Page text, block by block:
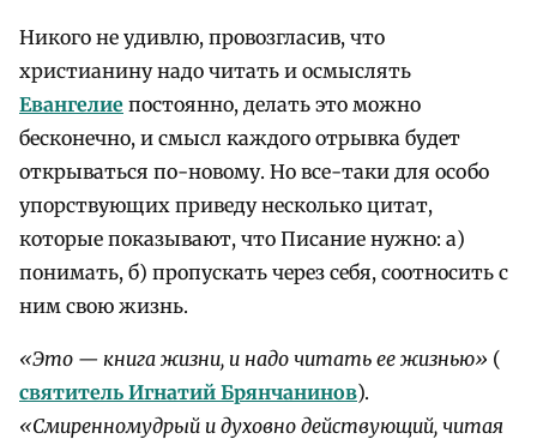
Никого не удивлю, провозгласив, что
христианину надо читать и осмыслять
Евангелие постоянно, делать это можно
бесконечно, и смысл каждого отрывка будет
открываться по-новому. Но все-таки для особо
упорствующих приведу несколько цитат,
которые показывают, что Писание нужно: а)
понимать, б) пропускать через себя, соотносить с
ним свою жизнь.
«Это — книга жизни, и надо читать ее жизнью» (
святитель Игнатий Брянчанинов).
«Смиренномудрый и духовно действующий, читая